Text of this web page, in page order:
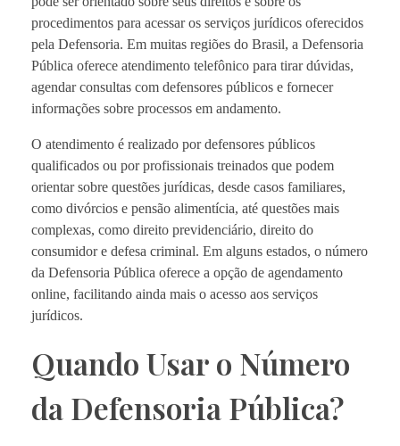
procedimentos para acessar os serviços jurídicos oferecidos
pela Defensoria. Em muitas regiões do Brasil, a Defensoria
Pública oferece atendimento telefônico para tirar dúvidas,
agendar consultas com defensores públicos e fornecer
informações sobre processos em andamento.
O atendimento é realizado por defensores públicos
qualificados ou por profissionais treinados que podem
orientar sobre questões jurídicas, desde casos familiares,
como divórcios e pensão alimentícia, até questões mais
complexas, como direito previdenciário, direito do
consumidor e defesa criminal. Em alguns estados, o número
da Defensoria Pública oferece a opção de agendamento
online, facilitando ainda mais o acesso aos serviços
jurídicos.
Quando Usar o Número
da Defensoria Pública?